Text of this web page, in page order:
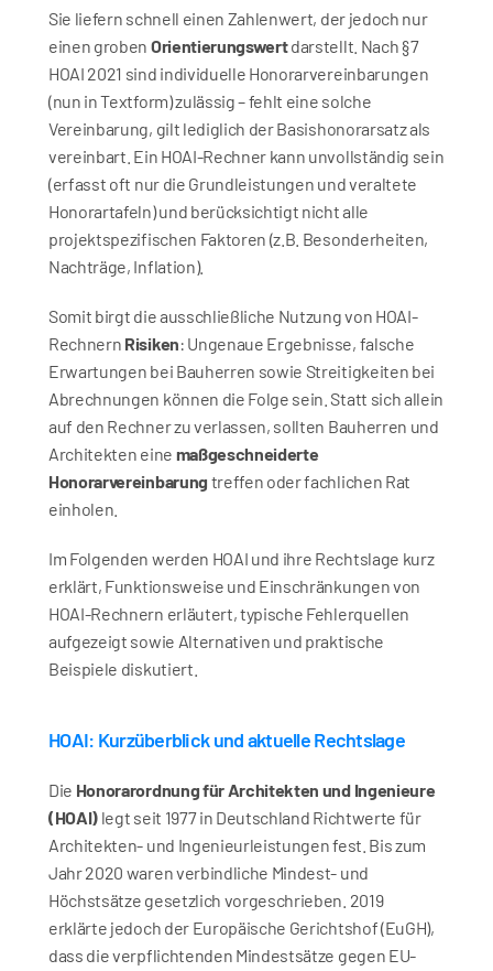
Sie liefern schnell einen Zahlenwert, der jedoch nur
einen groben Orientierungswert darstellt. Nach § 7
HOAI 2021 sind individuelle Honorarvereinbarungen
(nun in Textform) zulässig – fehlt eine solche
Vereinbarung, gilt lediglich der Basishonorarsatz als
vereinbart. Ein HOAI-Rechner kann unvollständig sein
(erfasst oft nur die Grundleistungen und veraltete
Honorartafeln) und berücksichtigt nicht alle
projektspezifischen Faktoren (z.B. Besonderheiten,
Nachträge, Inflation).
Somit birgt die ausschließliche Nutzung von HOAI-
Rechnern Risiken: Ungenaue Ergebnisse, falsche
Erwartungen bei Bauherren sowie Streitigkeiten bei
Abrechnungen können die Folge sein. Statt sich allein
auf den Rechner zu verlassen, sollten Bauherren und
Architekten eine maßgeschneiderte
Honorarvereinbarung treffen oder fachlichen Rat
einholen.
Im Folgenden werden HOAI und ihre Rechtslage kurz
erklärt, Funktionsweise und Einschränkungen von
HOAI-Rechnern erläutert, typische Fehlerquellen
aufgezeigt sowie Alternativen und praktische
Beispiele diskutiert.
HOAI: Kurzüberblick und aktuelle Rechtslage
Die Honorarordnung für Architekten und Ingenieure
(HOAI) legt seit 1977 in Deutschland Richtwerte für
Architekten- und Ingenieurleistungen fest. Bis zum
Jahr 2020 waren verbindliche Mindest- und
Höchstsätze gesetzlich vorgeschrieben. 2019
erklärte jedoch der Europäische Gerichtshof (EuGH),
dass die verpflichtenden Mindestsätze gegen EU-